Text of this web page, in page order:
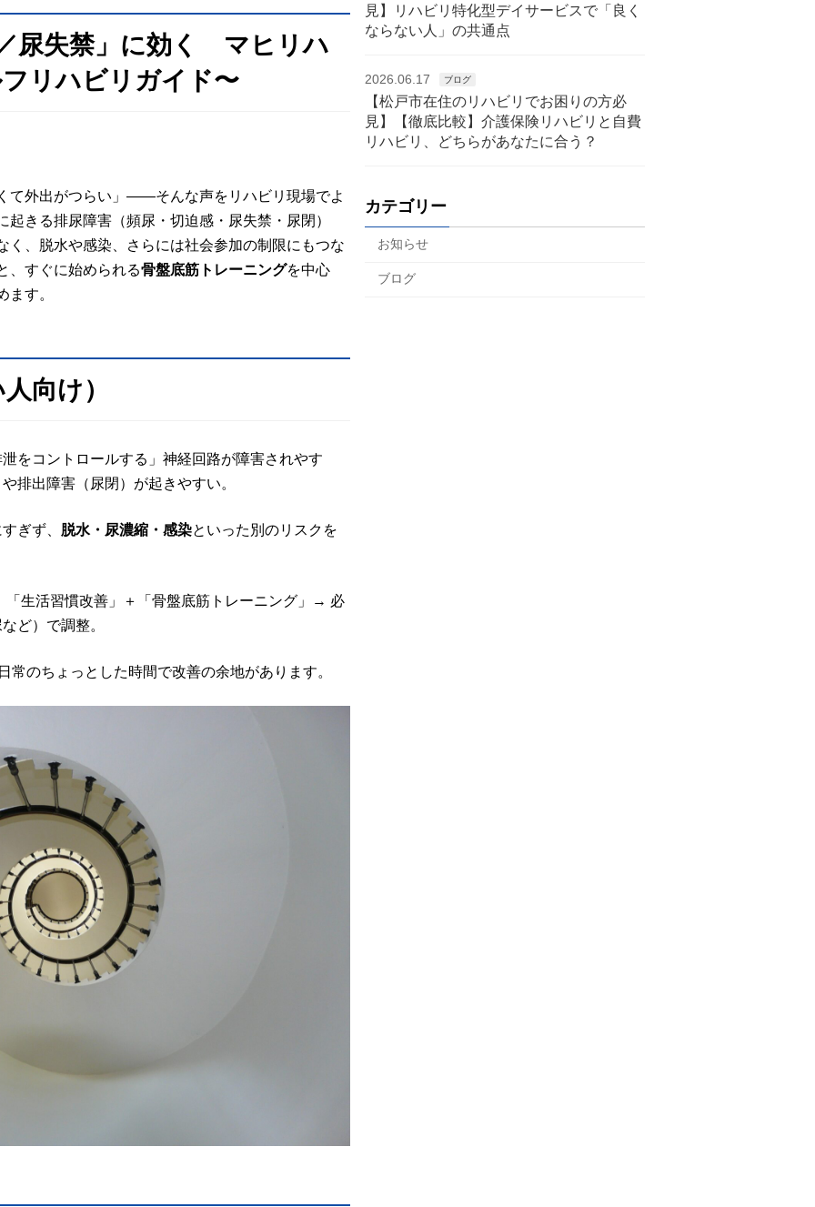
尿失禁」に効く マヒリハ
リハビリガイド〜
て外出がつらい」――そんな声をリハビリ現場でよ
きる排尿障害（頻尿・切迫感・尿失禁・尿閉）
く、脱水や感染、さらには社会参加の制限にもつな
、すぐに始められる骨盤底筋トレーニングを中心
ます。
向け）
をコントロールする」神経回路が障害されやす
排出障害（尿閉）が起きやすい。
ぎず、 脱水・尿濃縮・感染といった別のリスクを
生活習慣改善」＋「骨盤底筋トレーニング」→ 必
ど）で調整。
常のちょっとした時間で改善の余地があります。
見】リハビリ特化型デイサービスで「良く
ならない人」の共通点
2026.06.17 ブログ
【松戸市在住のリハビリでお困りの方必
見】【徹底比較】介護保険リハビリと自費
リハビリ、どちらがあなたに合う？
カテゴリー
お知らせ
ブログ